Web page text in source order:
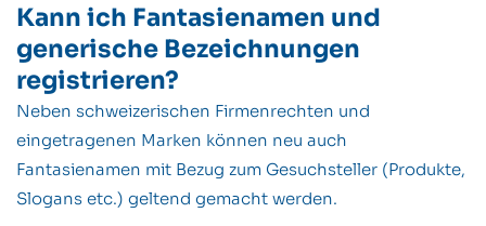
Kann ich Fantasienamen und
generische Bezeichnungen
registrieren?
Neben schweizerischen Firmenrechten und
eingetragenen Marken können neu auch
Fantasienamen mit Bezug zum Gesuchsteller (Produkte,
Slogans etc.) geltend gemacht werden.